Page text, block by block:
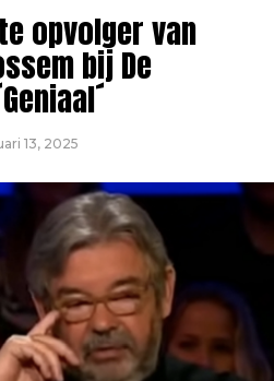
opvolger van
bij De
13, 2025